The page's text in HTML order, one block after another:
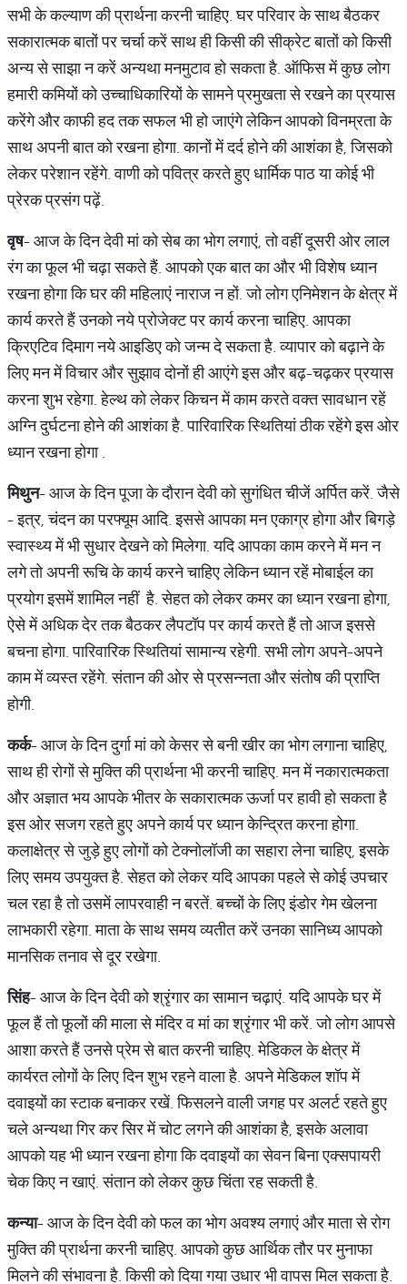
सभी के कल्याण की प्रार्थना करनी चाहिए. घर परिवार के साथ बैठकर
सकारात्मक बातों पर चर्चा करें साथ ही किसी की सीक्रेट बातों को किसी
अन्य से साझा न करें अन्यथा मनमुटाव हो सकता है. ऑफिस में कुछ लोग
हमारी कमियों को उच्चाधिकारियों के सामने प्रमुखता से रखने का प्रयास
करेंगे और काफी हद तक सफल भी हो जाएंगे लेकिन आपको विनम्रता के
साथ अपनी बात को रखना होगा. कानों में दर्द होने की आशंका है, जिसको
लेकर परेशान रहेंगे. वाणी को पवित्र करते हुए धार्मिक पाठ या कोई भी
प्रेरक प्रसंग पढ़ें.
वृष- आज के दिन देवी मां को सेब का भोग लगाएं, तो वहीं दूसरी ओर लाल
रंग का फूल भी चढ़ा सकते हैं. आपको एक बात का और भी विशेष ध्यान
रखना होगा कि घर की महिलाएं नाराज न हों. जो लोग एनिमेशन के क्षेत्र में
कार्य करते हैं उनको नये प्रोजेक्ट पर कार्य करना चाहिए. आपका
क्रिएटिव दिमाग नये आइडिए को जन्म दे सकता है. व्यापार को बढ़ाने के
लिए मन में विचार और सुझाव दोनों ही आएंगे इस और बढ़-चढ़कर प्रयास
करना शुभ रहेगा. हेल्थ को लेकर किचन में काम करते वक्त सावधान रहें
अग्नि दुर्घटना होने की आशंका है. पारिवारिक स्थितियां ठीक रहेंगे इस ओर
ध्यान रखना होगा .
मिथुन- आज के दिन पूजा के दौरान देवी को सुगंधित चीजें अर्पित करें. जैसे
- इत्र, चंदन का परफ्यूम आदि. इससे आपका मन एकाग्र होगा और बिगड़े
स्वास्थ्य में भी सुधार देखने को मिलेगा. यदि आपका काम करने में मन न
लगे तो अपनी रूचि के कार्य करने चाहिए लेकिन ध्यान रहें मोबाईल का
प्रयोग इसमें शामिल नहीं है. सेहत को लेकर कमर का ध्यान रखना होगा,
ऐसे में अधिक देर तक बैठकर लैपटॉप पर कार्य करते हैं तो आज इससे
बचना होगा. पारिवारिक स्थितियां सामान्य रहेगी. सभी लोग अपने-अपने
काम में व्यस्त रहेंगे. संतान की ओर से प्रसन्नता और संतोष की प्राप्ति
होगी.
कर्क- आज के दिन दुर्गा मां को केसर से बनी खीर का भोग लगाना चाहिए,
साथ ही रोगों से मुक्ति की प्रार्थना भी करनी चाहिए. मन में नकारात्मकता
और अज्ञात भय आपके भीतर के सकारात्मक ऊर्जा पर हावी हो सकता है
इस ओर सजग रहते हुए अपने कार्य पर ध्यान केन्द्रित करना होगा.
कलाक्षेत्र से जुड़े हुए लोगों को टेक्नोलॉजी का सहारा लेना चाहिए, इसके
लिए समय उपयुक्त है. सेहत को लेकर यदि आपका पहले से कोई उपचार
चल रहा है तो उसमें लापरवाही न बरतें. बच्चों के लिए इंडोर गेम खेलना
लाभकारी रहेगा. माता के साथ समय व्यतीत करें उनका सानिध्य आपको
मानसिक तनाव से दूर रखेगा.
सिंह- आज के दिन देवी को श्रृंगार का सामान चढ़ाएं. यदि आपके घर में
फूल हैं तो फूलों की माला से मंदिर व मां का श्रृंगार भी करें. जो लोग आपसे
आशा करते हैं उनसे प्रेम से बात करनी चाहिए. मेडिकल के क्षेत्र में
कार्यरत लोगों के लिए दिन शुभ रहने वाला है. अपने मेडिकल शॉप में
दवाइयों का स्टाक बनाकर रखें. फिसलने वाली जगह पर अलर्ट रहते हुए
चले अन्यथा गिर कर सिर में चोट लगने की आशंका है, इसके अलावा
आपको यह भी ध्यान रखना होगा कि दवाइयों का सेवन बिना एक्सपायरी
चेक किए न खाएं. संतान को लेकर कुछ चिंता रह सकती है.
कन्या- आज के दिन देवी को फल का भोग अवश्य लगाएं और माता से रोग
मुक्ति की प्रार्थना करनी चाहिए. आपको कुछ आर्थिक तौर पर मुनाफा
मिलने की संभावना है. किसी को दिया गया उधार भी वापस मिल सकता है.